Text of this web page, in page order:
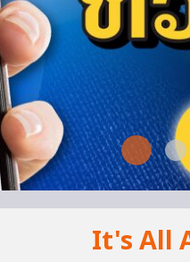
It's All